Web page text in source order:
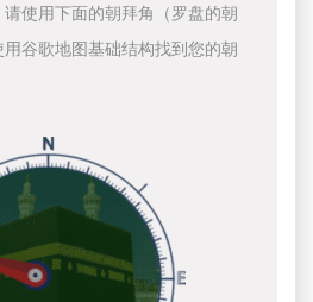
使用下面的朝拜角（罗盘的朝
谷歌地图基础结构找到您的朝